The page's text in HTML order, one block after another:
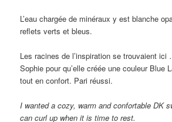
L’eau chargée de minéraux y est blanche
reflets verts et bleus.
Les racines de l’inspiration se trouvaient
Sophie pour qu’elle créée une couleur Blue
tout en confort. Pari réussi.
I wanted a cozy, warm and confortable DK
can curl up when it is time to rest.